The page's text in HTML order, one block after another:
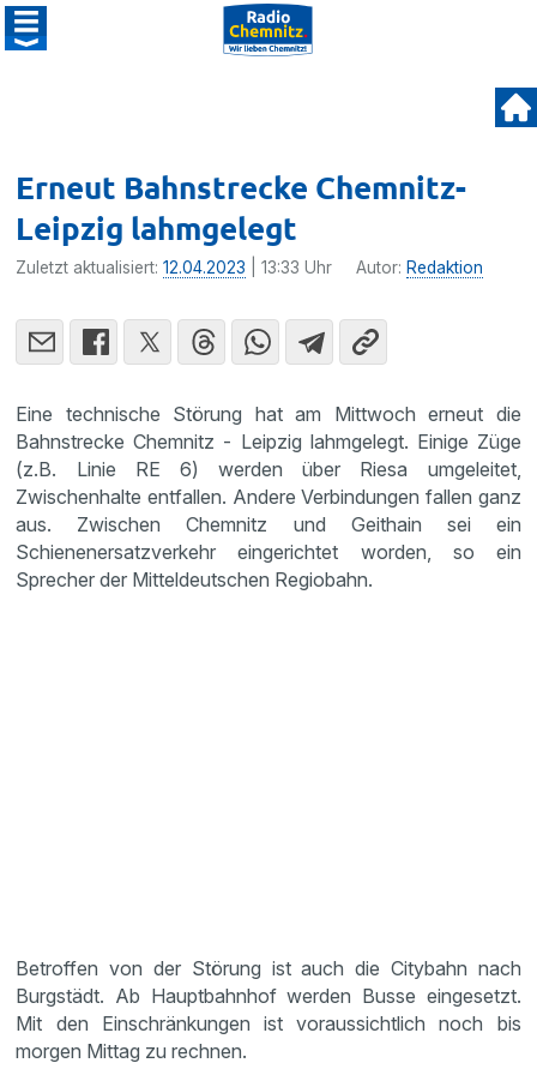
Erneut Bahnstrecke Chemnitz-
Leipzig lahmgelegt
Zuletzt aktualisiert:12.04.2023 | 13:33 Uhr Autor: Redaktion
Eine technische Störung hat am Mittwoch erneut die
Bahnstrecke Chemnitz - Leipzig lahmgelegt. Einige Züge
(z.B. Linie RE 6) werden über Riesa umgeleitet,
Zwischenhalte entfallen. Andere Verbindungen fallen ganz
aus. Zwischen Chemnitz und Geithain sei ein
Schienenersatzverkehr eingerichtet worden, so ein
Sprecher der Mitteldeutschen Regiobahn.
Betroffen von der Störung ist auch die Citybahn nach
Burgstädt. Ab Hauptbahnhof werden Busse eingesetzt.
Mit den Einschränkungen ist voraussichtlich noch bis
morgen Mittag zu rechnen.